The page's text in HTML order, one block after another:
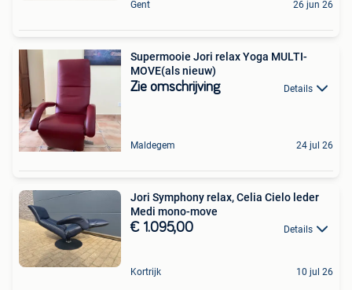
Gent 26 jun 26
Supermooie Jori relax Yoga MULTI-
MOVE(als nieuw)
Zie omschrijving Details
Maldegem 24 jul 26
Jori Symphony relax, Celia Cielo leder
Medi mono-move
€ 1.095,00 Details
Kortrijk 10 jul 26